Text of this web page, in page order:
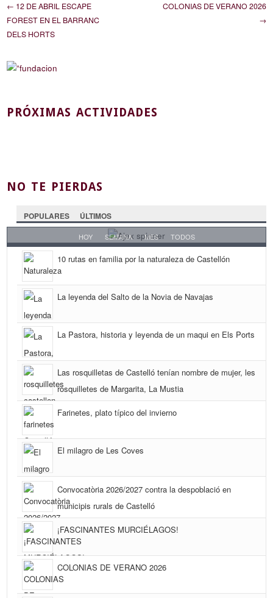
← 12 DE ABRIL ESCAPE
FOREST EN EL BARRANC
DELS HORTS
COLONIAS DE VERANO 2026
→
PRÓXIMAS ACTIVIDADES
NO TE PIERDAS
POPULARES ÚLTIMOS
HOY SEMANA MES TODOS
10 rutas en familia por la naturaleza de Castellón
La leyenda del Salto de la Novia de Navajas
La Pastora, historia y leyenda de un maqui en Els Ports
Las rosquilletas de Castelló tenían nombre de mujer, les
rosquilletes de Margarita, La Mustia
Farinetes, plato típico del invierno
El milagro de Les Coves
Convocatòria 2026/2027 contra la despoblació en
municipis rurals de Castelló
¡FASCINANTES MURCIÉLAGOS!
COLONIAS DE VERANO 2026